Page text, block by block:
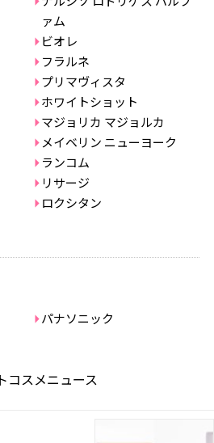
ァム
ビオレ
フラルネ
プリマヴィスタ
ホワイトショット
マジョリカ マジョルカ
メイベリン ニューヨーク
ランコム
リサージ
ロクシタン
パナソニック
コスメニュース